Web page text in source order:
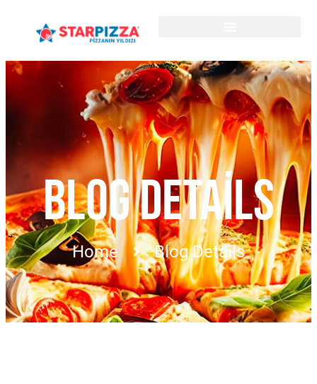
BLOG DETAILS
Home Blog Details